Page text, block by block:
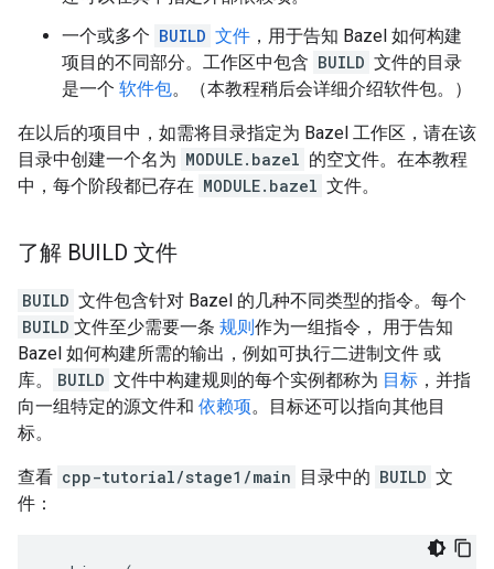
一个或多个 BUILD 文件 ，用于告知 Bazel 如何构建
项目的不同部分。工作区中包含 BUILD 文件的目录
是一个 软件包。（本教程稍后会详细介绍软件包。）
在以后的项目中，如需将目录指定为 Bazel 工作区，请在该
目录中创建一个名为 MODULE.bazel 的空文件。在本教程
中，每个阶段都已存在 MODULE.bazel 文件。
了解 BUILD 文件
BUILD 文件包含针对 Bazel 的几种不同类型的指令。每个
BUILD 文件至少需要一条 规则作为一组指令， 用于告知
Bazel 如何构建所需的输出，例如可执行二进制文件 或
库。
BUILD 文件中构建规则的每个实例都称为 目标 ，并指
向一组特定的源文件和 依赖项。目标还可以指向其他目
标。
查看 cpp-tutorial/stage1/main 目录中的 BUILD 文
件：